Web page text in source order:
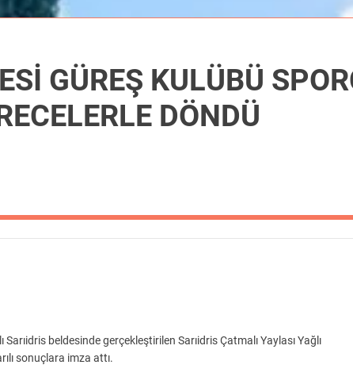
GÜREŞ KULÜBÜ
DÖNDÜ
beldesinde gerçekleştirilen Sarıidris Çatmalı Yaylası Yağlı
sonuçlara imza attı.